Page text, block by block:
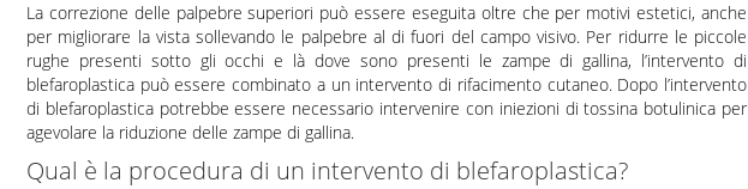
La correzione delle palpebre superiori può essere eseguita oltre che per motivi estetici, anche
per migliorare la vista sollevando le palpebre al di fuori del campo visivo. Per ridurre le piccole
rughe presenti sotto gli occhi e là dove sono presenti le zampe di gallina, l’intervento di
blefaroplastica può essere combinato a un intervento di rifacimento cutaneo. Dopo l’intervento
di blefaroplastica potrebbe essere necessario intervenire con iniezioni di tossina botulinica per
agevolare la riduzione delle zampe di gallina.
Qual è la procedura di un intervento di blefaroplastica?